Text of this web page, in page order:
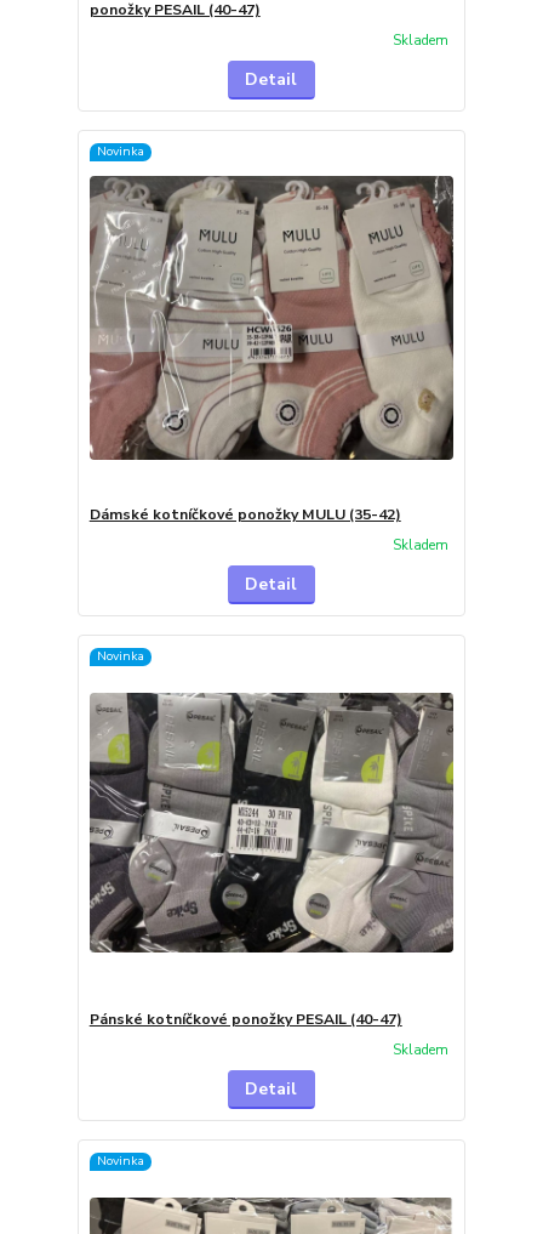
ponožky PESAIL (40-47)
Skladem
Detail
Novinka
Dámské kotníčkové ponožky MULU (35-42)
Skladem
Detail
Novinka
Pánské kotníčkové ponožky PESAIL (40-47)
Skladem
Detail
Novinka